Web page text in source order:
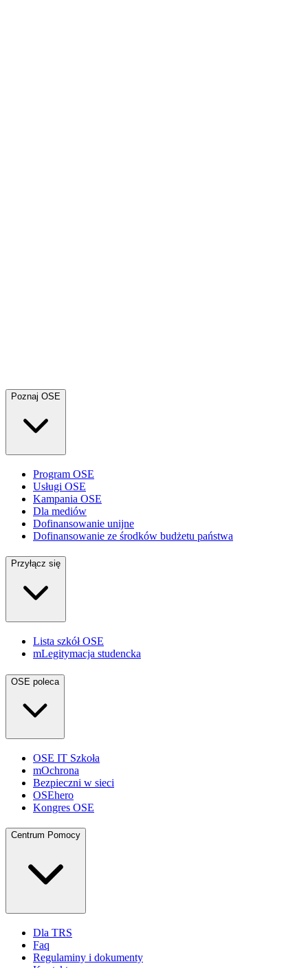
Poznaj OSE
Program OSE
Usługi OSE
Kampania OSE
Dla mediów
Dofinansowanie unijne
Dofinansowanie ze środków budżetu państwa
Przyłącz się
Lista szkół OSE
mLegitymacja studencka
OSE poleca
OSE IT Szkoła
mOchrona
Bezpieczni w sieci
OSEhero
Kongres OSE
Centrum Pomocy
Dla TRS
Faq
Regulaminy i dokumenty